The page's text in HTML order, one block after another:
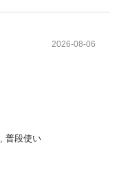
2026-08-06
普段使い